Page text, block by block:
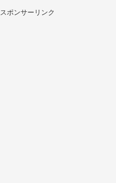
スポンサーリンク